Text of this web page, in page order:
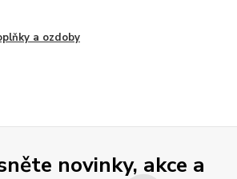
a ozdoby
novinky, akce a